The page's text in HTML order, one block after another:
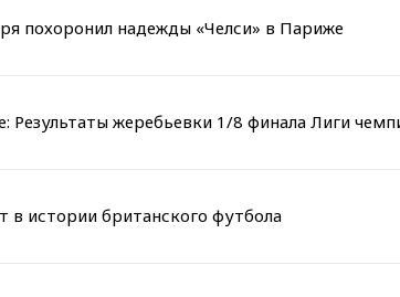
похоронил надежды «Челси» в Париже
жеребьевки 1/8 финала Лиги
в истории британского футбола